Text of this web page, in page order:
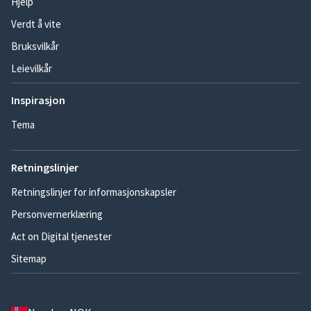
Verdt å vite
Bruksvilkår
Leievilkår
Inspirasjon
Tema
Retningslinjer
Retningslinjer for informasjonskapsler
Personvernerklæring
Act on Digital tjenester
Sitemap